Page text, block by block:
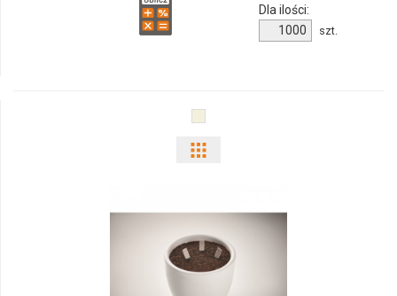
Dla ilości:
Ilość
produktu
szt.
ilości